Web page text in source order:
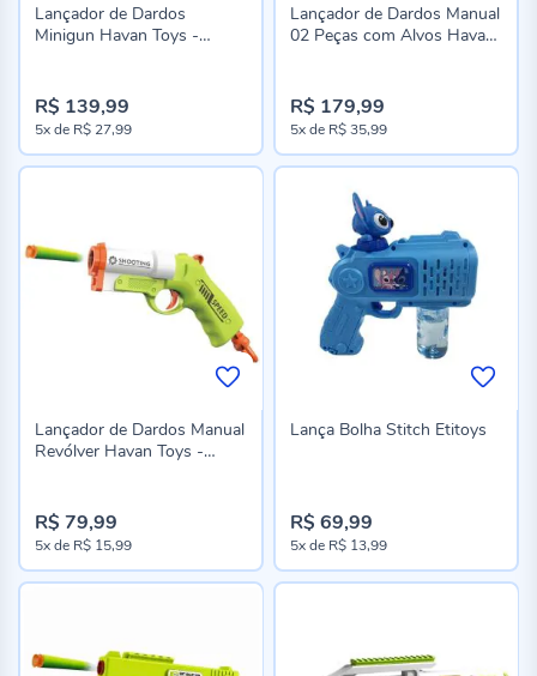
Lançador de Dardos
Minigun Havan Toys -
R$ 139,99
5xde R$ 27,99
Lançador de Dardos Manual
02 Peças com Alvos Havan
R$ 179,99
5xde R$ 35,99
Lançador de Dardos Manual
Revólver Havan Toys -
R$ 79,99
5xde R$ 15,99
Lança Bolha Stitch Etitoys
R$ 69,99
5xde R$ 13,99